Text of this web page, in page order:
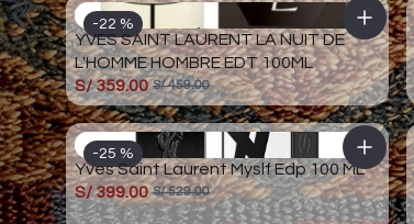
-22 %
YVES SAINT LAURENT LA NUIT DE
L'HOMME HOMBRE EDT 100ML
S/ 359.00 S/ 459.00
-25 %
Yves Saint Laurent Myslf Edp 100 ML
S/ 399.00 S/ 529.00